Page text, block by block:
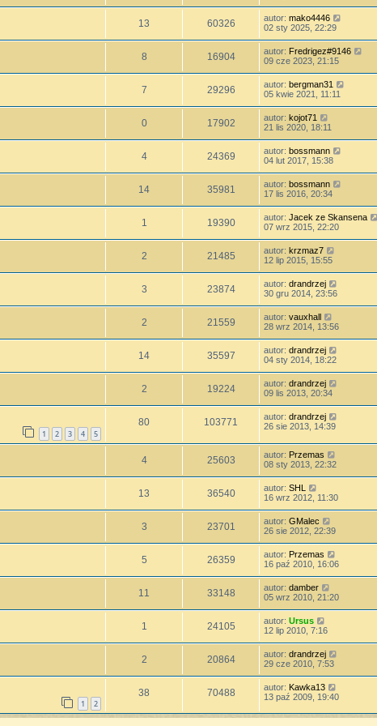
13 60326 autor: mako4446
02 sty 2025, 22:29
8 16904 autor: Fredrigez#9146
09 cze 2023, 21:15
7 29296 autor: bergman31
05 kwie 2021, 11:11
0 17902 autor: kojot71
21 lis 2020, 18:11
4 24369 autor: bossmann
04 lut 2017, 15:38
14 35981 autor: bossmann
17 lis 2016, 20:34
1 19390 autor: Jacek ze Skansena
07 wrz 2015, 22:20
2 21485 autor: krzmaz7
12 lip 2015, 15:55
3 23874 autor: drandrzej
30 gru 2014, 23:56
2 21559 autor: vauxhall
28 wrz 2014, 13:56
14 35597 autor: drandrzej
04 sty 2014, 18:22
2 19224 autor: drandrzej
09 lis 2013, 20:34
1 2 3 4 5
80 103771 autor: drandrzej
26 sie 2013, 14:39
4 25603 autor: Przemas
08 sty 2013, 22:32
13 36540 autor: SHL
16 wrz 2012, 11:30
3 23701 autor: GMalec
26 sie 2012, 22:39
5 26359 autor: Przemas
16 paź 2010, 16:06
11 33148 autor: damber
05 wrz 2010, 21:20
1 24105 autor: Ursus
12 lip 2010, 7:16
2 20864 autor: drandrzej
29 cze 2010, 7:53
1 2
38 70488 autor: Kawka13
13 paź 2009, 19:40